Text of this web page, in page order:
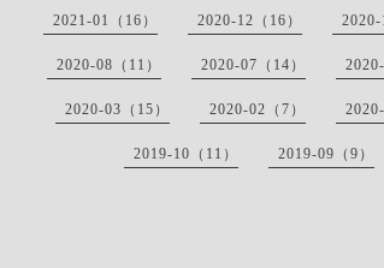
2021-01（16） 2020-12（16） 2020-
2020-08（11） 2020-07（14）
2020-03（15） 2020-02（7）
2019-10（11） 2019-09（9）